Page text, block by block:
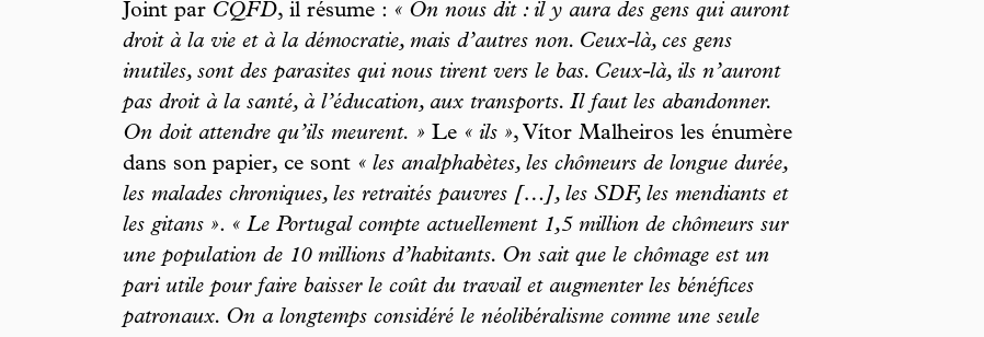
Joint par CQFD, il résume : « On nous dit : il y aura des gens qui auront
droit à la vie et à la démocratie, mais d’autres non. Ceux-là, ces gens
inutiles, sont des parasites qui nous tirent vers le bas. Ceux-là, ils n’auront
pas droit à la santé, à l’éducation, aux transports. Il faut les abandonner.
On doit attendre qu’ils meurent. » Le « ils », Vítor Malheiros les énumère
dans son papier, ce sont « les analphabètes, les chômeurs de longue durée,
les malades chroniques, les retraités pauvres […], les SDF, les mendiants et
les gitans ». « Le Portugal compte actuellement 1,5 million de chômeurs sur
une population de 10 millions d’habitants. On sait que le chômage est un
pari utile pour faire baisser le coût du travail et augmenter les bénéfices
patronaux. On a longtemps considéré le néolibéralisme comme une seule